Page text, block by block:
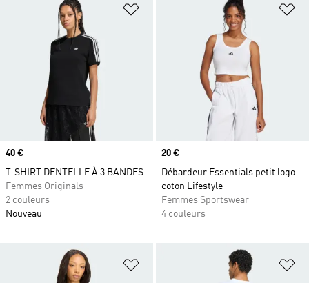
Ajouter à la Liste de produits
Prix
40 €
T-SHIRT DENTELLE À 3 BANDES
Femmes Originals
2 couleurs
Nouveau
Prix
20 €
Débardeur Essentials petit logo
coton Lifestyle
Femmes Sportswear
4 couleurs
Ajouter à la Liste de produits